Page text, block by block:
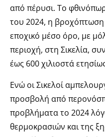
από πέρυσι. Το
του 2024, η
εποχικό μέσο όρο, με
περιοχή, στη Σικελία,
έως 600 χιλιοστά
Ενώ οι Σικελοί
προσβολή από
προβλήματα το 2024
θερμοκρασιών και της